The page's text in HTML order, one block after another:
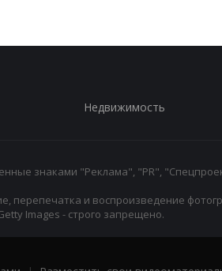
Недвижимость
знаками "Реклама", "PR",
перепечатка и воспроизведение
Images - строго запрещено.